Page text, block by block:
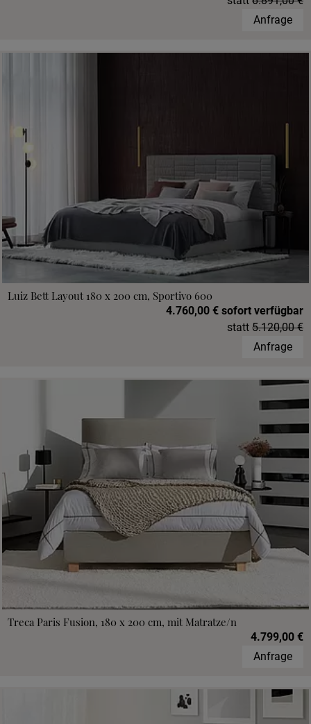
Anfrage
Luiz Bett Layout 180 x 200 cm, Sportivo 600
4.760,00 € sofort verfügbar
statt 5.120,00 €
Anfrage
Treca Paris Fusion, 180 x 200 cm, mit Matratze/n
4.799,00 €
Anfrage